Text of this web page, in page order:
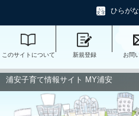
ひらが
このサイトについて 新規登録 お問
浦安子育て情報サイト MY浦安